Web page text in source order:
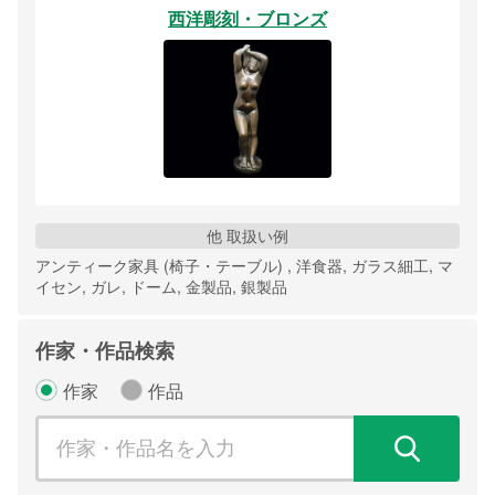
西洋彫刻・ブロンズ
他 取扱い例
アンティーク家具 (椅子・テーブル) , 洋食器, ガラス細工, マ
イセン, ガレ, ドーム, 金製品, 銀製品
作家・作品検索
作家 作品